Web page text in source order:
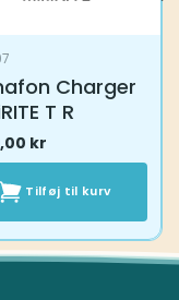
Charger
T R
kr
Tilføj til kurv